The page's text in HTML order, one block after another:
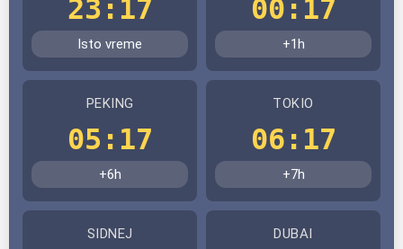
23:17
Isto vreme
00:17
+1h
PEKING
05:17
+6h
TOKIO
06:17
+7h
SIDNEJ DUBAI